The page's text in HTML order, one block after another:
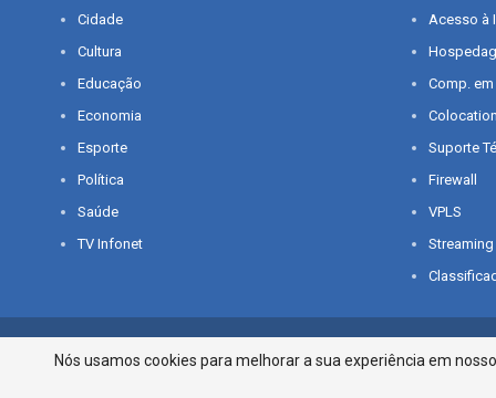
Cidade
Cultura
Educação
Economia
Esporte
Política
Saúde
TV Infonet
Acesso à
Comp.
Suporte
Firewall
VPLS
Streaming
© 2026 - O que é notícia em Sergipe. Todos os direitos reservados.
Nós usamos cookies para melhorar a sua experiência em